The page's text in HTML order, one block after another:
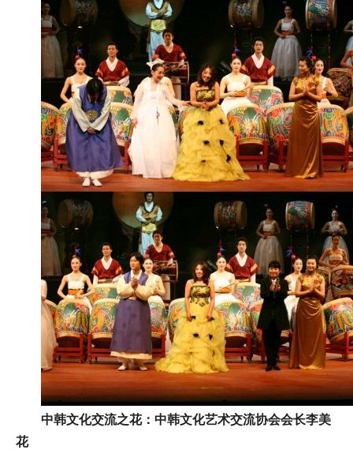
中韩文化交流之花：中韩文化艺术交流协会会长李美
花